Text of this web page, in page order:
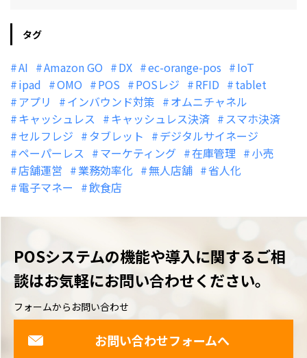
タグ
AI Amazon GO DX ec-orange-pos
IoT
ipad
OMO POS POSレジ RFID
tablet
アプリ
インバウンド対策
オムニチャネル
キャッシュレス
キャッシュレス決済
スマホ決済
セルフレジ
タブレット
デジタルサイネージ
ペーパーレス
マーケティング 在庫管理
小売
店舗運営
業務効率化 無人店舗
省人化
電子マネー
飲食店
POSシステムの機能や導入に関するご相
談はお気軽にお問い合わせください。
フォームからお問い合わせ
お問い合わせフォームへ